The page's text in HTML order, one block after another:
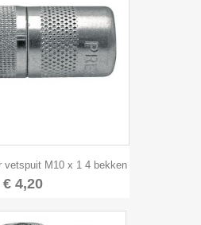
vetspuit M10 x 1 4 bekken
€ 4,20